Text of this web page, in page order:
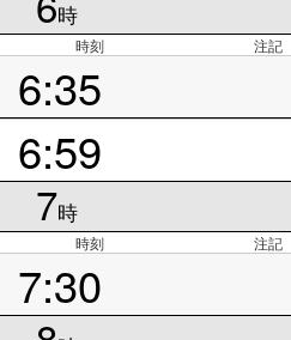
時
時刻 注記
6:35
6:59
7時
時刻 注記
7:30